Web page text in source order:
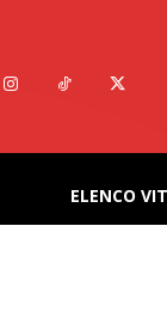
ELENCO